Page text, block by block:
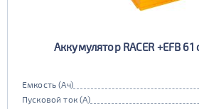
Аккумулятор RACER +EFB
Емкость (Ач)
Пусковой ток (А)